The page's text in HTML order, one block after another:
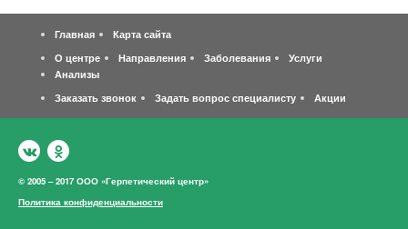
Главная
Карта сайта
О центре
Направления Заболевания
Услуги
Анализы
Заказать звонок
Задать вопрос специалисту Акции
© 2005 – 2017 ООО «Герпетический центр»
Политика конфиденциальности